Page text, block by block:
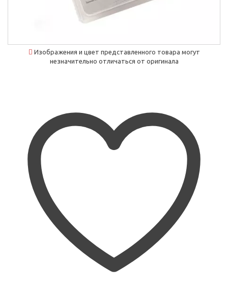
Изображения и цвет представленного товара могут
незначительно отличаться от оригинала